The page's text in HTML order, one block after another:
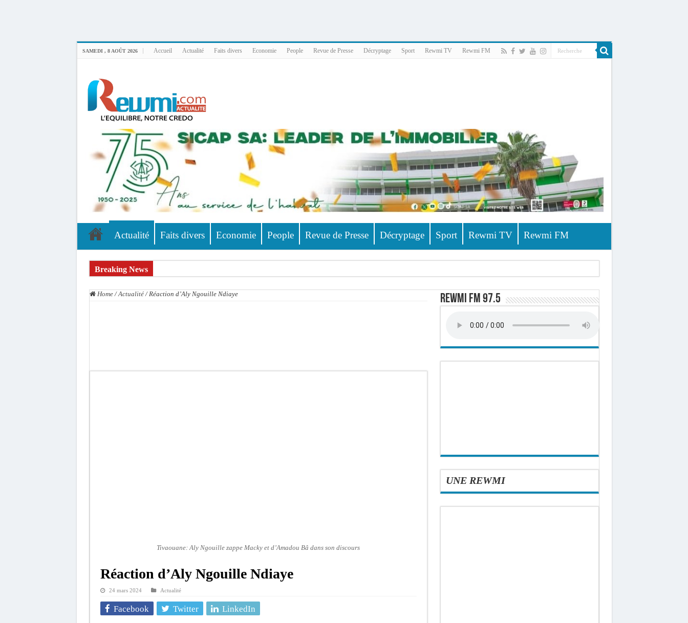
SAMEDI , 8 AOÛT 2026 Accueil Actualité Faits divers Economie People Revue de Presse Décryptage Sport Rewmi TV Rewmi FM
Actualité Faits divers Economie People Revue de Presse Décryptage Sport Rewmi TV Rewmi FM
Breaking News
Home / Actualité / Réaction d’Aly Ngouille Ndiaye
Tivaouane: Aly Ngouille zappe Macky et d’Amadou Bâ dans son discours
Réaction d’Aly Ngouille Ndiaye
24 mars 2024 Actualité
Facebook Twitter LinkedIn
Rewmi FM 97.5
UNE REWMI